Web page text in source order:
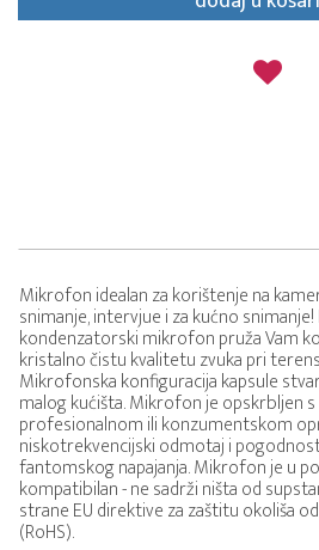
Mikrofon idealan za korištenje na
snimanje, intervjue i za kućno
kondenzatorski mikrofon pruža Vam
kristalno čistu kvalitetu zvuka pri
Mikrofonska konfiguracija kapsule
malog kućišta. Mikrofon je opskrbljen
profesionalnom ili konzumentskom
niskotrekvencijski odmotaj i
fantomskog napajanja. Mikrofon je u
kompatibilan - ne sadrži ništa od
strane EU direktive za zaštitu okoliša
(RoHS).